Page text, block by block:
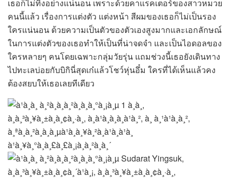
เธอก็ไม่ทิ้งอย่างแน่นอน เพราะด้วยคาแรคเตอร์ของสาวหมวย
คนนี้แล้ว เรื่องการแต่งตัว แต่งหน้า สีผมของเธอก็ไม่เป็นรอง
ใครแน่นอน ด้วยความเป็นตัวของตัวเองสูงมากและเอกลักษณ์
ในการแต่งตัวของเธอทำให้เป็นที่น่าจดจำ และเป็นไอดอลของ
ใครหลายๆ คนโดยเฉพาะกลุ่มวัยรุ่น แถมช่วงนี้เธอยังเดินทาง
ไปทะเลบ่อยกับบิกินี่สุดเก๋แล้วโชว์หุ่นอึ๋ม ใครที่ได้เห็นแล้วคง
ต้องสยบให้เธอเลยทีเดียว